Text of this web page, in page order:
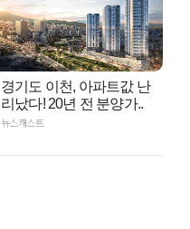
경기도 이천, 아파트값 난
리났다! 20년 전 분양가..
뉴스캐스트